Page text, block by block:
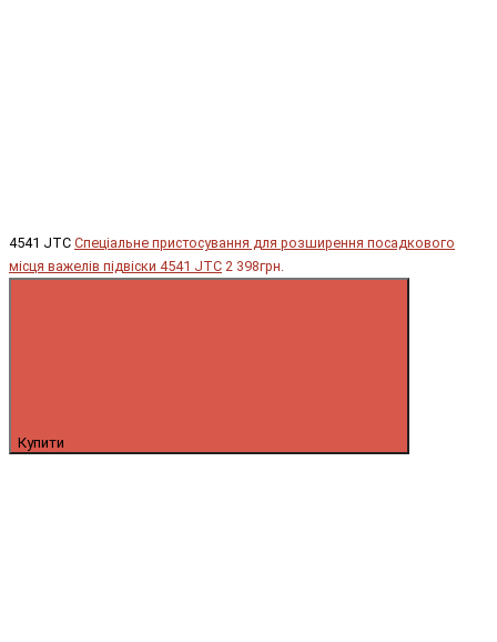
4541 JTC Спеціальне пристосування для розширення посадкового
місця важелів підвіски 4541 JTC 2 398грн.
Купити